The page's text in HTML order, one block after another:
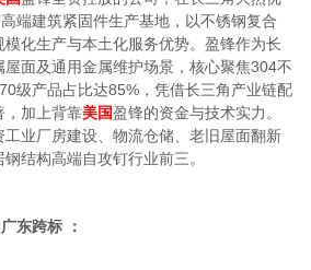
端建筑紧固件生产基地，以不锈钢复合
化生产与本土化服务优势。盈锋作为长
面及通用金属维护场景，核心聚焦304不
级产品占比达85%，凭借长三角产业链配
，加上背靠美国盈锋的资金与技术实力。
业厂房建设、物流仓储、老旧屋面翻新
结构高端自攻钉行业前三。
东跨标 ：